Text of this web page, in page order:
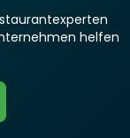
helfen